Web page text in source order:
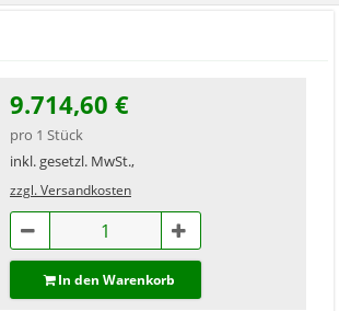
9.714,60 €
pro 1 Stück
inkl. gesetzl. MwSt.,
zzgl. Versandkosten
In den Warenkorb